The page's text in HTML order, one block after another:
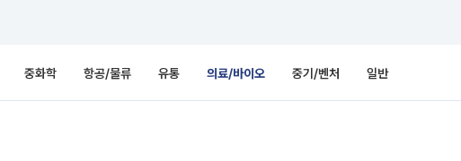
중화학 항공/물류 유통 의료/바이오 중기/벤처 일반